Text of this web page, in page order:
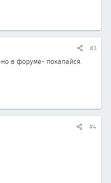
#3
в форуме- покапайся.
#4